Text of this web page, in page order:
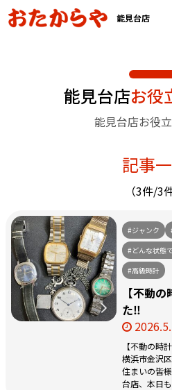
能見台店
能見台店お役
能見台店お役
記事
（3件/3
#ジャンク
#どんな状態
#高級時計
【不動
た‼️
【不動の時
横浜市金沢
住まいの皆
台店、本日